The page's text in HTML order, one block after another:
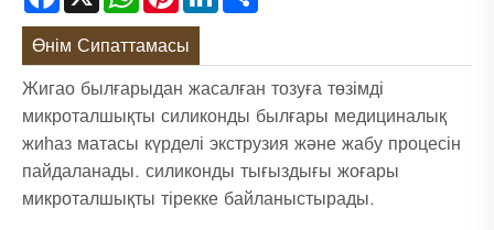
Өнім Сипаттамасы
Жигао былғарыдан жасалған тозуға төзімді
микроталшықты силиконды былғары медициналық
жиһаз матасы күрделі экструзия және жабу процесін
пайдаланады. силиконды тығыздығы жоғары
микроталшықты тірекке байланыстырады.